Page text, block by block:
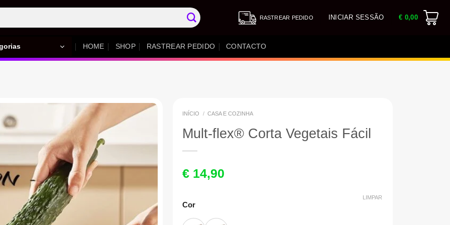
RASTREAR PEDIDO INICIAR SESSÃO € 0,00
HOME SHOP RASTREAR PEDIDO CONTACTO
INÍCIO / CASA E COZINHA
Mult-flex® Corta Vegetais Fácil
€ 14,90
Cor
LIMPAR